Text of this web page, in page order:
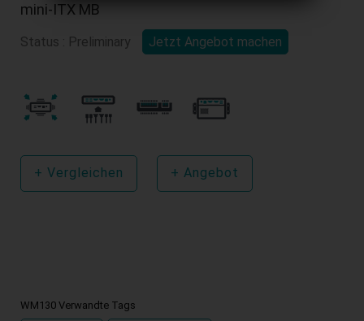
mini-ITX MB
Status : Preliminary Jetzt Angebot machen
+ Vergleichen + Angebot
WM130 Verwandte Tags